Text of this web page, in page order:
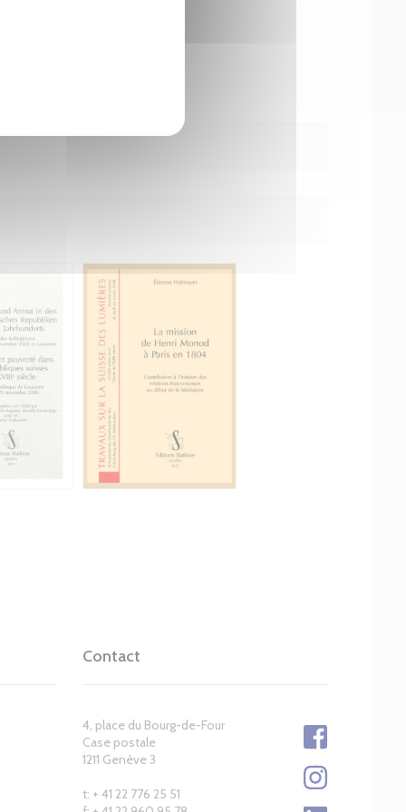
Contact
4, place du Bourg-de-Four
Case postale
1211 Genève 3
t: + 41 22 776 25 51